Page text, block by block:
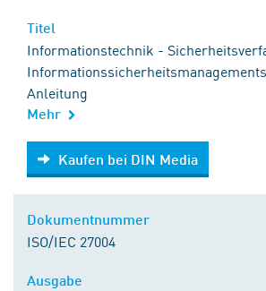
Informationstechnik -
Anleitung
Mehr
Kaufen bei DIN Media
Kaufen bei DIN Media
ISO/IEC 27004